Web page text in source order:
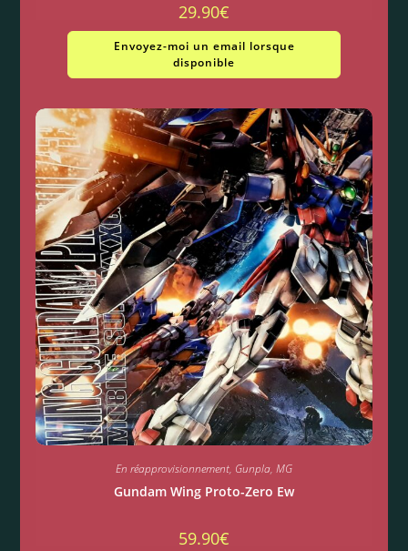
29.90€
Envoyez-moi un email lorsque
disponible
En réapprovisionnement, Gunpla, MG
Gundam Wing Proto-Zero Ew
59.90€